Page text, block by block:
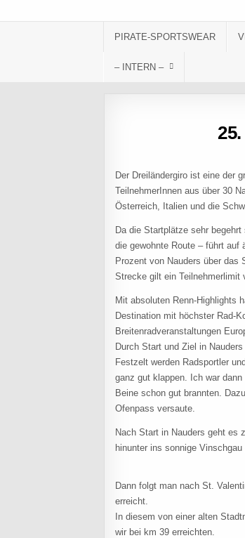
PIRATE-SPORTSWEAR
– INTERN –
Der Dreiländergiro ist eine der
TeilnehmerInnen aus über 30
Österreich, Italien und die
Da die Startplätze sehr
die gewohnte Route – führt
Prozent von Nauders über das
Strecke gilt ein Teilnehmerlimit
Mit absoluten Renn-Highlights
Destination mit höchster Rad-
Breitenradveranstaltungen
Durch Start und Ziel in
Festzelt werden Radsportler
ganz gut klappen. Ich war
Beine schon gut brannten.
Ofenpass versaute.
Nach Start in Nauders geht es
hinunter ins sonnige
Dann folgt man nach St.
erreicht.
In diesem von einer alten
wir bei km 39 erreichten.